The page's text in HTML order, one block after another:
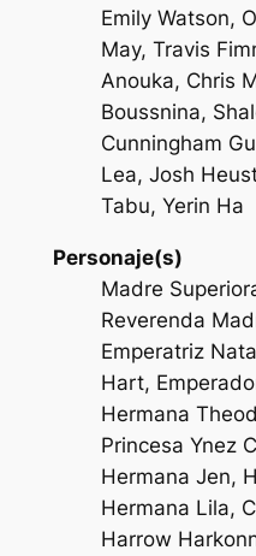
Emily Watson,
May, Travis
Anouka, Chris
Boussnina,
Cunningham
Lea, Josh
Tabu, Yerin Ha
Personaje(s)
Madre
Reverenda
Emperatriz
Hart,
Hermana
Princesa Ynez
Hermana Jen,
Hermana Lila,
Harrow